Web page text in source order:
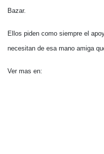
Bazar.
Ellos piden como siempre el
necesitan de esa mano amiga
Ver mas en: